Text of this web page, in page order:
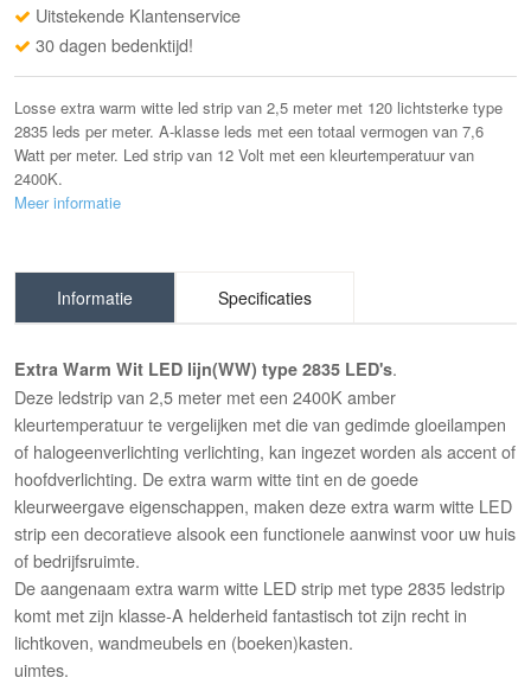
Uitstekende Klantenservice
30 dagen bedenktijd!
Losse extra warm witte led strip van 2,5 meter met 120 lichtsterke type
2835 leds per meter. A-klasse leds met een totaal vermogen van 7,6
Watt per meter. Led strip van 12 Volt met een kleurtemperatuur van
2400K.
Meer informatie
Informatie Specificaties
Extra Warm Wit LED lijn(WW) type 2835 LED's.
Deze ledstrip van 2,5 meter met een 2400K amber
kleurtemperatuur te vergelijken met die van gedimde gloeilampen
of halogeenverlichting verlichting, kan ingezet worden als accent of
hoofdverlichting. De extra warm witte tint en de goede
kleurweergave eigenschappen, maken deze extra warm witte LED
strip een decoratieve alsook een functionele aanwinst voor uw huis
of bedrijfsruimte.
De aangenaam extra warm witte LED strip met type 2835 ledstrip
komt met zijn klasse-A helderheid fantastisch tot zijn recht in
lichtkoven, wandmeubels en (boeken)kasten.
uimtes.